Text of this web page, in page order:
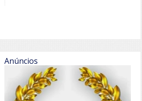
Anúncios